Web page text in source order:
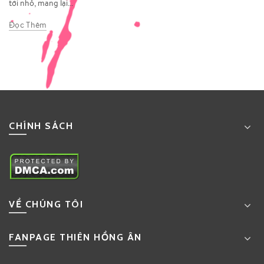
tới nhỏ, mang lại...
Đọc Thêm
CHÍNH SÁCH
VỀ CHÚNG TÔI
FANPAGE THIÊN HỒNG ÂN